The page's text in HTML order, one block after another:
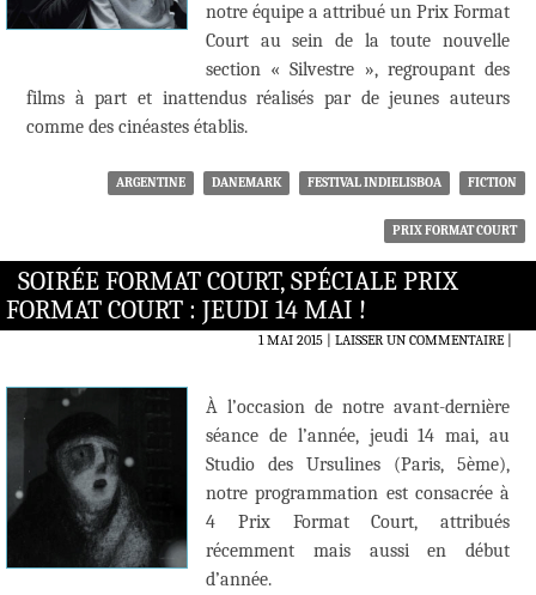
notre équipe a attribué un Prix Format
Court au sein de la toute nouvelle
section « Silvestre », regroupant des
films à part et inattendus réalisés par de jeunes auteurs
comme des cinéastes établis.
ARGENTINE DANEMARK FESTIVAL INDIELISBOA FICTION
PRIX FORMAT COURT
SOIRÉE FORMAT COURT, SPÉCIALE PRIX
FORMAT COURT : JEUDI 14 MAI !
1 MAI 2015 LAISSER UN COMMENTAIRE|
À l’occasion de notre avant-dernière
séance de l’année, jeudi 14 mai, au
Studio des Ursulines (Paris, 5ème),
notre programmation est consacrée à
4 Prix Format Court, attribués
récemment mais aussi en début
d’année.